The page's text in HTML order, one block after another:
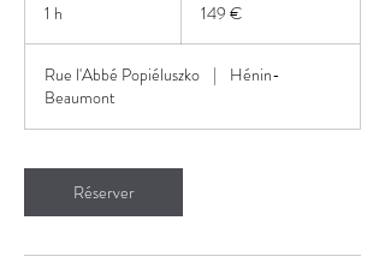
1 h 149 €
Rue l'Abbé Popiéluszko |
Hénin-
Beaumont
Réserver